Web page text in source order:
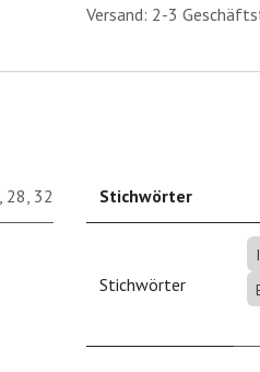
Versand: 2-3
28 32 Stichwörter
Stichwörter